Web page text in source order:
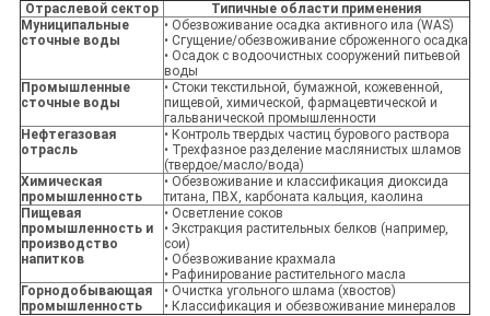
Отраслевой сектор
Типичные области применения
Муниципальные
сточные воды
• Обезвоживание осадка активного ила (WAS)
• Сгущение/обезвоживание сброженного осадка
• Осадок с водоочистных сооружений питьевой
воды
Промышленные
сточные воды
• Стоки текстильной, бумажной, кожевенной,
пищевой, химической, фармацевтической и
гальванической промышленности
Нефтегазовая
отрасль
• Контроль твердых частиц бурового раствора
• Трехфазное разделение маслянистых шламов
(твердое/масло/вода)
Химическая
промышленность
• Обезвоживание и классификация диоксида
титана, ПВХ, карбоната кальция, каолина
Пищевая
промышленность и
производство
напитков
• Осветление соков
• Экстракция растительных белков (например,
сои)
• Обезвоживание крахмала
• Рафинирование растительного масла
Горнодобывающая
промышленность
• Очистка угольного шлама (хвостов)
• Классификация и обезвоживание минералов